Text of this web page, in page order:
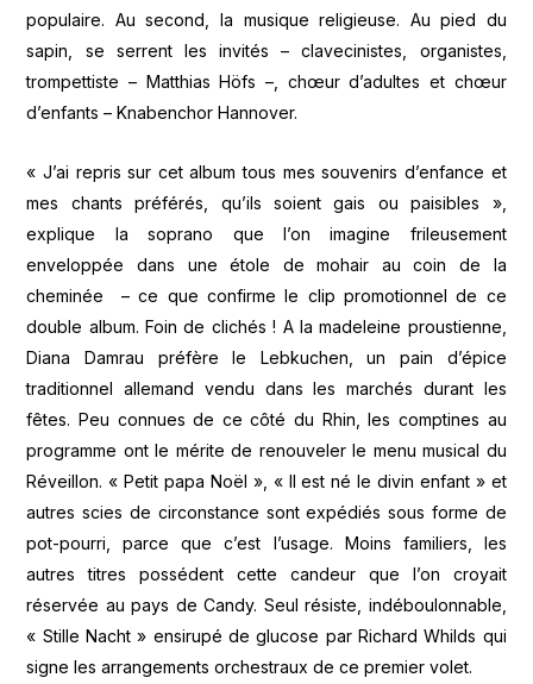
populaire. Au second, la musique religieuse. Au pied du
sapin, se serrent les invités – clavecinistes, organistes,
trompettiste – Matthias Höfs –, chœur d’adultes et chœur
d’enfants – Knabenchor Hannover.
« J’ai repris sur cet album tous mes souvenirs d’enfance et
mes chants préférés, qu’ils soient gais ou paisibles »,
explique la soprano que l’on imagine frileusement
enveloppée dans une étole de mohair au coin de la
cheminée – ce que confirme le clip promotionnel de ce
double album. Foin de clichés ! A la madeleine proustienne,
Diana Damrau préfère le Lebkuchen, un pain d’épice
traditionnel allemand vendu dans les marchés durant les
fêtes. Peu connues de ce côté du Rhin, les comptines au
programme ont le mérite de renouveler le menu musical du
Réveillon. « Petit papa Noël », « Il est né le divin enfant » et
autres scies de circonstance sont expédiés sous forme de
pot-pourri, parce que c’est l’usage. Moins familiers, les
autres titres possédent cette candeur que l’on croyait
réservée au pays de Candy. Seul résiste, indéboulonnable,
« Stille Nacht » ensirupé de glucose par Richard Whilds qui
signe les arrangements orchestraux de ce premier volet.